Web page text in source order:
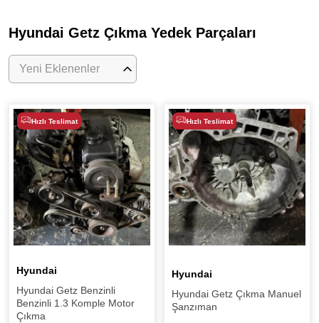
Hyundai Getz Çıkma Yedek Parçaları
Yeni Eklenenler
Hızlı Teslimat
Hyundai
Hyundai Getz Benzinli
Benzinli 1.3 Komple Motor
Çıkma
Hızlı Teslimat
Hyundai
Hyundai Getz Çıkma Manuel
Şanzıman